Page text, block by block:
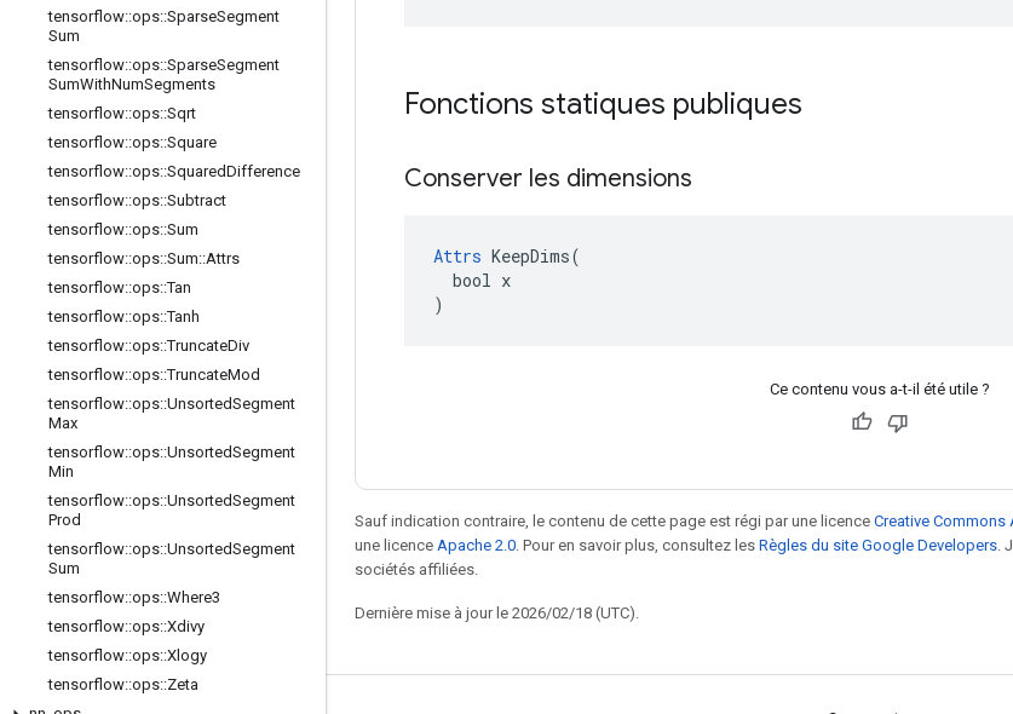
tensorflow::ops::SparseSegment
Sum
tensorflow::ops::SparseSegment
SumWithNumSegments
tensorflow::ops::Sqrt
tensorflow::ops::Square
tensorflow::ops::SquaredDifference
tensorflow::ops::Subtract
tensorflow::ops::Sum
tensorflow::ops::Sum::Attrs
tensorflow::ops::Tan
tensorflow::ops::Tanh
tensorflow::ops::TruncateDiv
tensorflow::ops::TruncateMod
tensorflow::ops::UnsortedSegment
Max
tensorflow::ops::UnsortedSegment
Min
tensorflow::ops::UnsortedSegment
Prod
tensorflow::ops::UnsortedSegment
Sum
tensorflow::ops::Where3
tensorflow::ops::Xdivy
tensorflow::ops::Xlogy
tensorflow::ops::Zeta
Fonctions statiques publiques
Conserver les dimensions
Attrs KeepDims(
  bool x
)
Ce contenu vous a-t-il été utile ?
Sauf indication contraire, le contenu de cette page est régi par une licence Creative Commons
une licence Apache 2.0 . Pour en savoir plus, consultez les Règles du site Google Developers .
sociétés affiliées.
Dernière mise à jour le 2026/02/18 (UTC).